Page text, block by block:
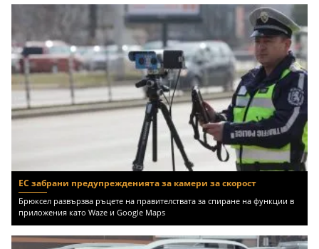
ЕС забрани предупрежденията за камери за скорост
Брюксел развързва ръцете на правителствата за спиране на функции в
приложения като Waze и Google Maps